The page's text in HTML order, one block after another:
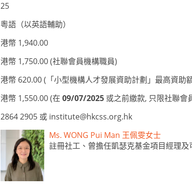
25
粵語（以英語輔助）
港幣 1,940.00
港幣 1,750.00 (社聯會員機構職員)
港幣 620.00 (「小型機構人才發展資助計劃」最高資助
港幣 1,550.00 (在 09/07/2025 或之前繳款, 只限社聯會
2864 2905 或 institute@hkcss.org.hk
Ms. WONG Pui Man 王佩雯女士
註冊社工、曾擔任凱瑟克基金項目經理